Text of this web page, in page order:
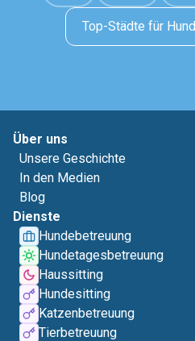
Top-Städte für
Über uns
Unsere Geschichte
In den Medien
Blog
Dienste
Hundebetreuung
Hundetagesbetreuung
Haussitting
Hundesitting
Katzenbetreuung
Tierbetreuung